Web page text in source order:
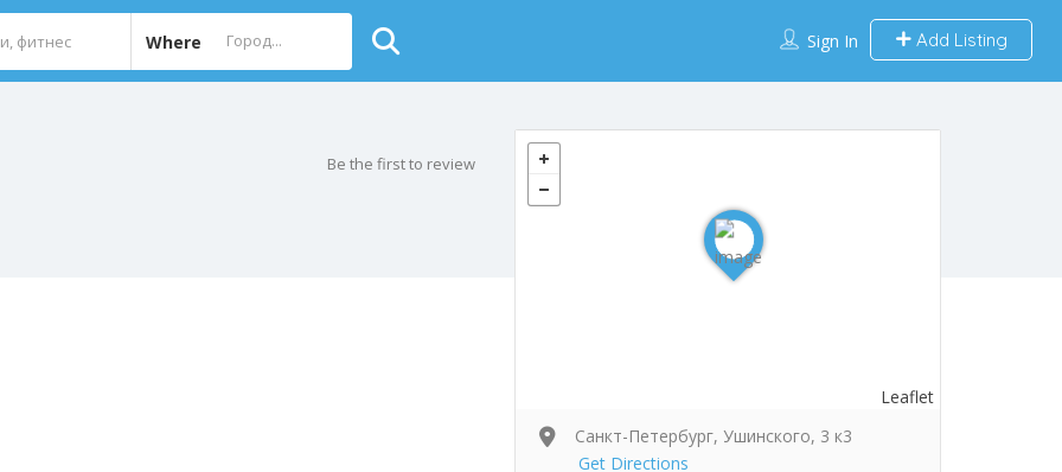
Where Sign In Add Listing
Be the first to review
Leaflet
Санкт-Петербург, Ушинского, 3 к3
Get Directions